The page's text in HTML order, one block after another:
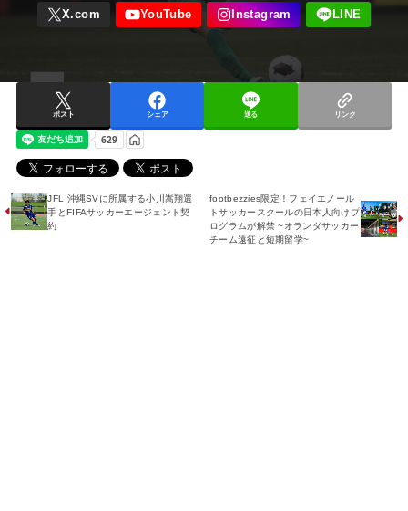
ポスト シェア 送る リンク
JFL 沖縄SVに所属する小川嵩翔選
手とFIFAサッカーエージェント契
約
footbezzies限定！フェイエノール
トサッカースクールの日本人向けプ
ログラムが解禁 ~オランダサッカー
チーム遠征と短期留学~